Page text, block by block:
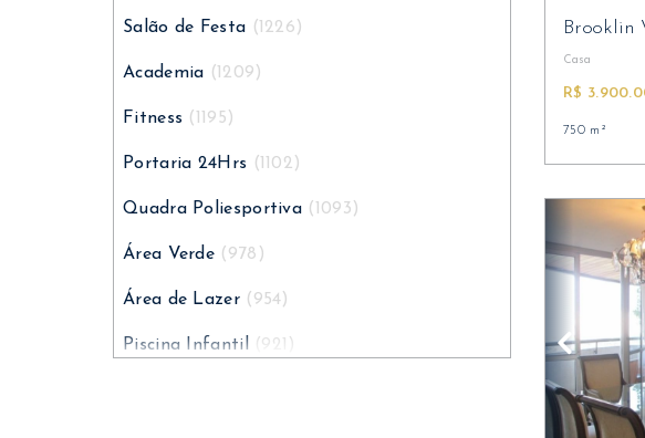
Salão de Festa (1226)
Academia (1209)
Fitness (1195)
Portaria 24Hrs (1102)
Quadra Poliesportiva (1093)
Área Verde (978)
Área de Lazer (954)
Piscina Infantil (921)
Brooklin
Casa
R$
750 m²